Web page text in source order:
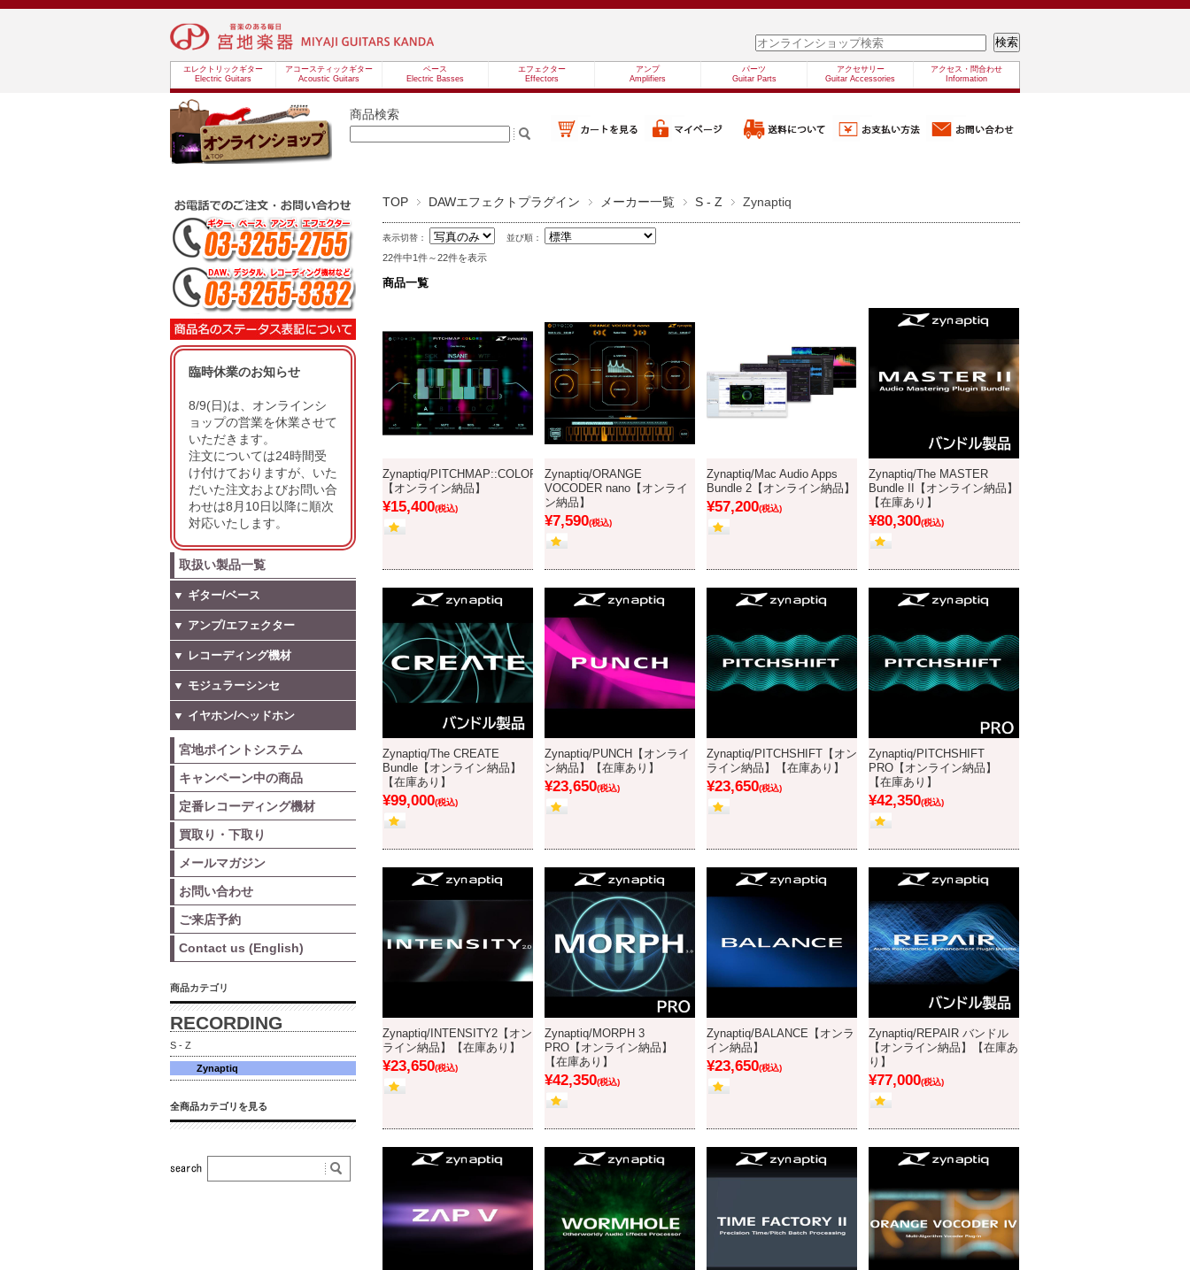
エレクトリックギター
Electric Guitars
アコースティックギター
Acoustic Guitars
ベース
Electric Basses
エフェクター
Effectors
アンプ
Amplifiers
パーツ
Guitar Parts
アクセサリー
Guitar Accessories
アクセス・問合わせ
Information
商品検索
TOP DAWエフェクトプラグイン メーカー一覧 S - Z Zynaptiq
表示切替： 並び順：
22件中1件～22件を表示
商品一覧
Zynaptiq/PITCHMAP::COLORS!
【オンライン納品】
¥15,400(税込)
Zynaptiq/ORANGE
VOCODER nano【オンライ
ン納品】
¥7,590(税込)
Zynaptiq/Mac Audio Apps
Bundle 2【オンライン納品】
¥57,200(税込)
Zynaptiq/The MASTER
Bundle II【オンライン納品】
【在庫あり】
¥80,300(税込)
Zynaptiq/The CREATE
Bundle【オンライン納品】
【在庫あり】
¥99,000(税込)
Zynaptiq/PUNCH【オンライ
ン納品】【在庫あり】
¥23,650(税込)
Zynaptiq/PITCHSHIFT【オン
ライン納品】【在庫あり】
¥23,650(税込)
Zynaptiq/PITCHSHIFT
PRO【オンライン納品】
【在庫あり】
¥42,350(税込)
Zynaptiq/INTENSITY2【オン
ライン納品】【在庫あり】
¥23,650(税込)
Zynaptiq/MORPH 3
PRO【オンライン納品】
【在庫あり】
¥42,350(税込)
Zynaptiq/BALANCE【オンラ
イン納品】
¥23,650(税込)
Zynaptiq/REPAIR バンドル
【オンライン納品】【在庫あ
り】
¥77,000(税込)
臨時休業のお知らせ
8/9(日)は、オンラインシ
ョップの営業を休業させて
いただきます。
注文については24時間受
け付けておりますが、いた
だいた注文およびお問い合
わせは8月10日以降に順次
対応いたします。
取扱い製品一覧
▼ ギター/ベース
▼ アンプ/エフェクター
▼ レコーディング機材
▼ モジュラーシンセ
▼ イヤホン/ヘッドホン
宮地ポイントシステム
キャンペーン中の商品
定番レコーディング機材
買取り・下取り
メールマガジン
お問い合わせ
ご来店予約
Contact us (English)
商品カテゴリ
RECORDING
S - Z
Zynaptiq
全商品カテゴリを見る